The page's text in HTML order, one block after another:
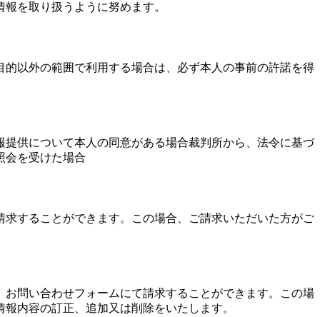
を取り扱うように努めます。
以外の範囲で利用する場合は、必ず本人の事前の許諾を得
供について本人の同意がある場合裁判所から、法令に基づ
会を受けた場合
することができます。この場合、ご請求いただいた方がご
問い合わせフォームにて請求することができます。この場
内容の訂正、追加又は削除をいたします。